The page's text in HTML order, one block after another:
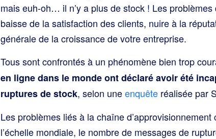
mais euh-oh… il n’y a plus de stock ! Les
baisse de la satisfaction des clients, nuire à la
générale de la croissance de votre entreprise.
Tous sont confrontés à un phénomène bien trop
en ligne dans le monde ont déclaré avoir été
ruptures de stock, selon uneenquête réalisée par
Les problèmes liés à la chaîne
l’échelle mondiale, le nombre de messages de